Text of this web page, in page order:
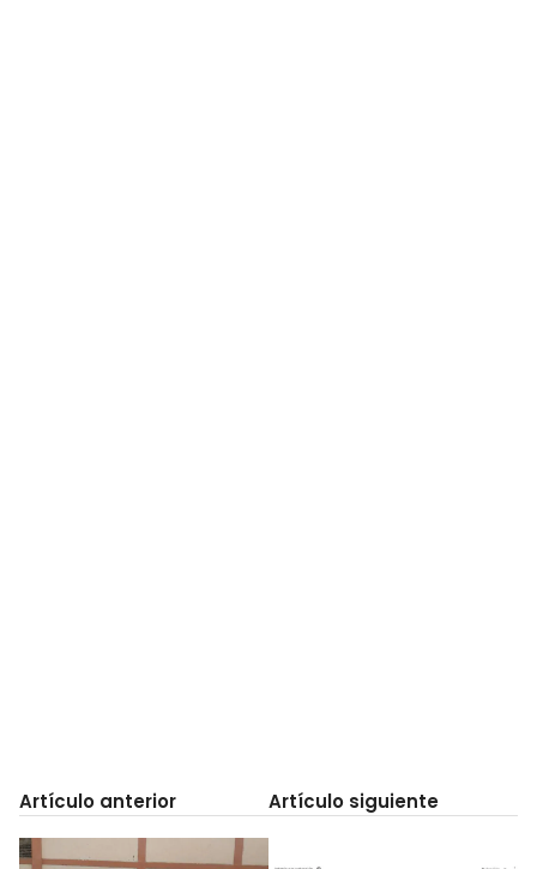
Artículo anterior Artículo siguiente